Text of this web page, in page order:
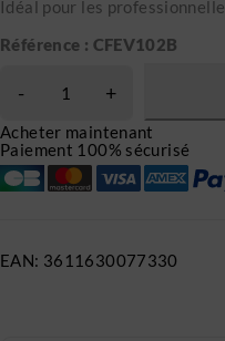
Idéal pour les
Référence : CFEV102B
Acheter maintenant
Paiement 100% sécurisé
EAN: 3611630077330